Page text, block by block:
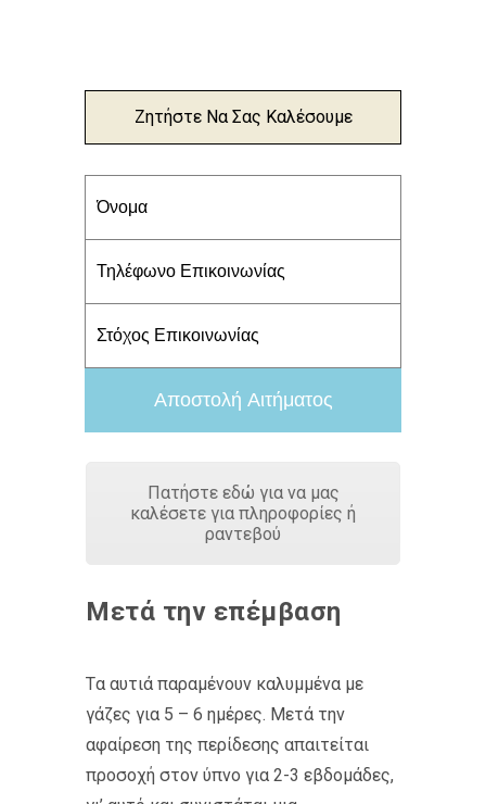
Ζητήστε Να Σας Καλέσουμε
Πατήστε εδώ για να μας
καλέσετε για πληροφορίες ή
ραντεβού
Μετά την επέμβαση
Tα αυτιά παραμένουν καλυμμένα με
γάζες για 5 – 6 ημέρες. Μετά την
αφαίρεση της περίδεσης απαιτείται
προσοχή στον ύπνο για 2-3 εβδομάδες,